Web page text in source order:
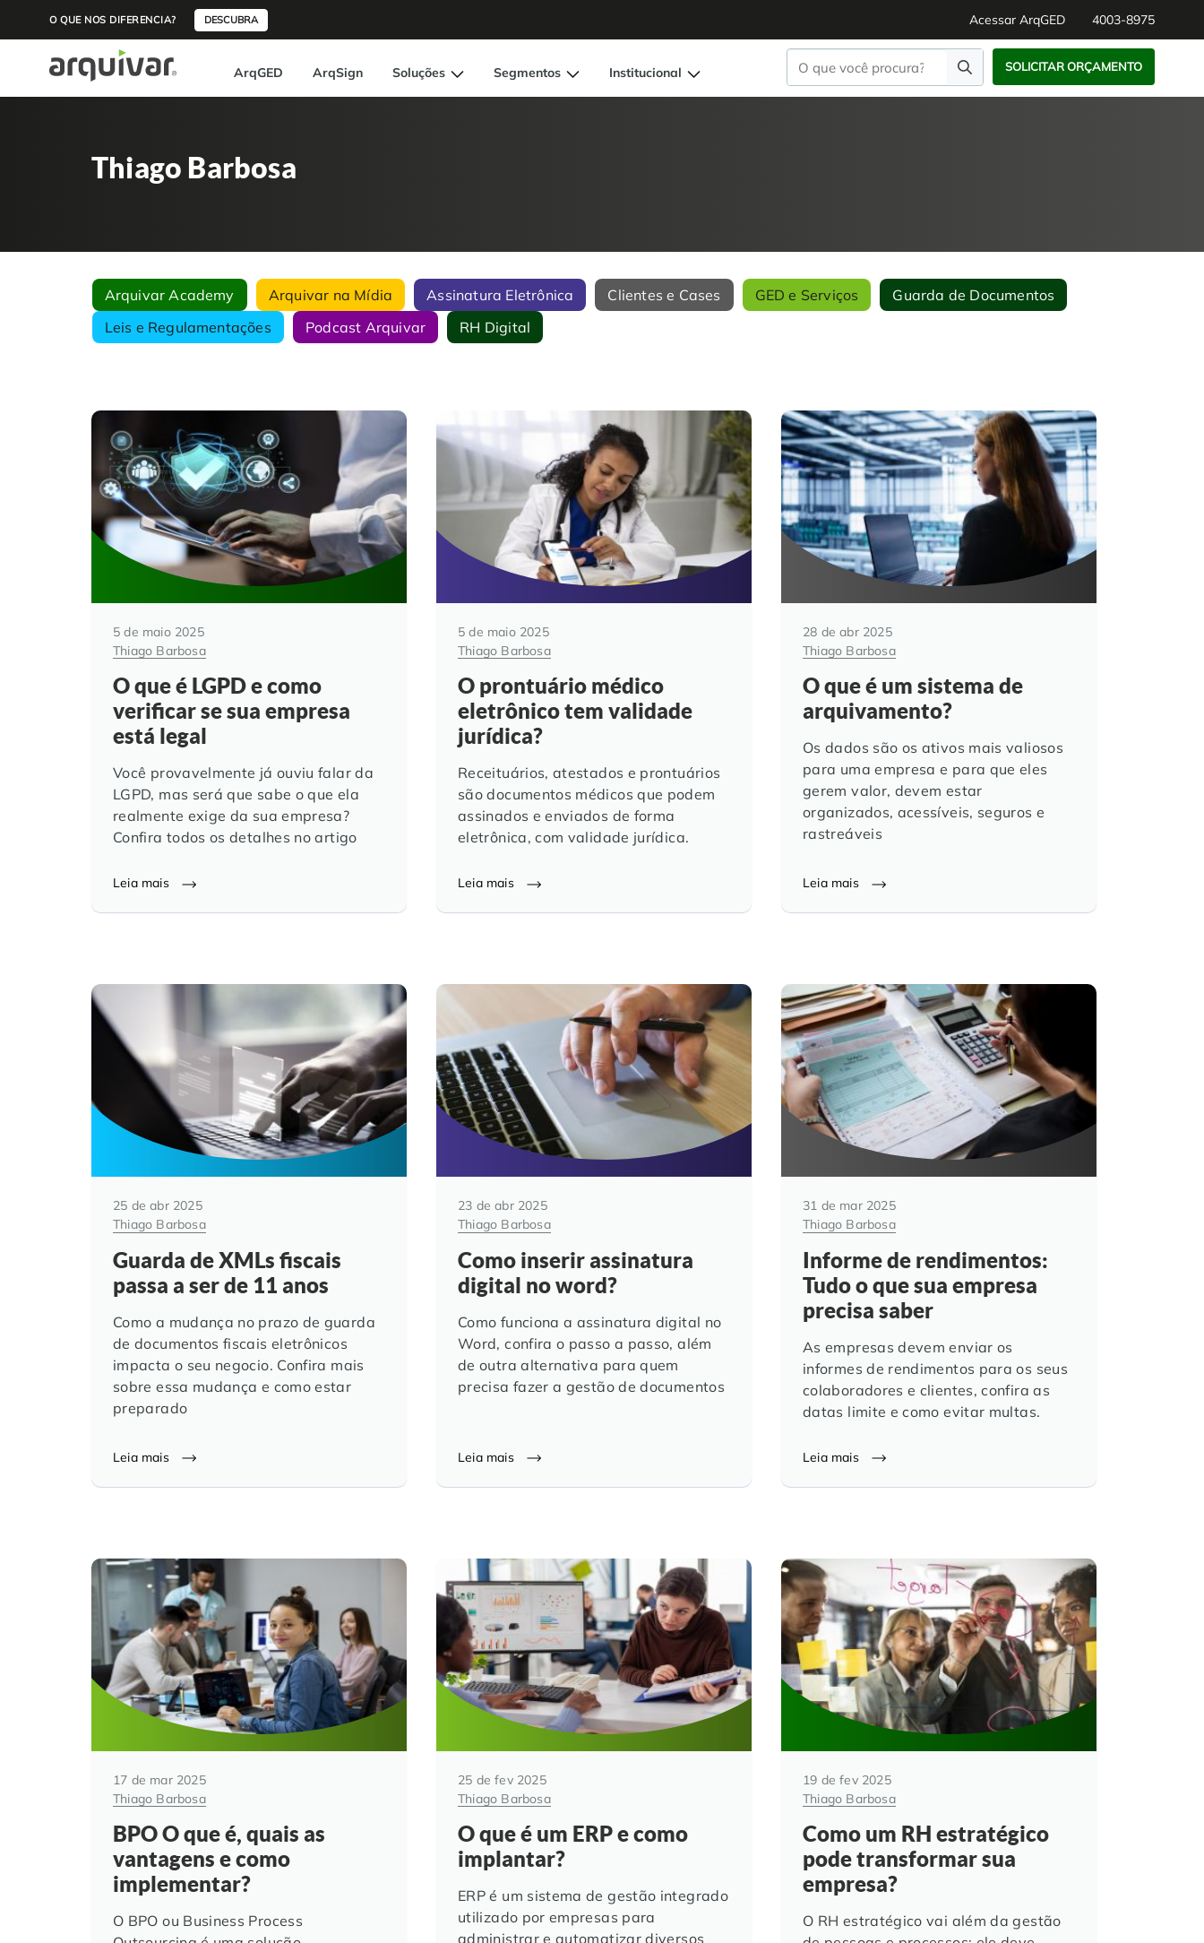
O QUE NOS DIFERENCIA? DESCUBRA Acessar ArqGED 4003-8975
ArqGED ArqSign Soluções Segmentos Institucional SOLICITAR ORÇAMENTO
Thiago Barbosa
Arquivar Academy Arquivar na Mídia Assinatura Eletrônica Clientes e Cases GED e Serviços
Guarda de Documentos
Leis e Regulamentações
Podcast Arquivar RH Digital
5 de maio 2025
Thiago Barbosa
O que é LGPD e como
verificar se sua empresa
está legal
Você provavelmente já ouviu falar da
LGPD, mas será que sabe o que ela
realmente exige da sua empresa?
Confira todos os detalhes no artigo
Leia mais
5 de maio 2025
Thiago Barbosa
O prontuário médico
eletrônico tem validade
jurídica?
Receituários, atestados e prontuários
são documentos médicos que podem
assinados e enviados de forma
eletrônica, com validade jurídica.
Leia mais
28 de abr 2025
Thiago Barbosa
O que é um sistema de
arquivamento?
Os dados são os ativos mais valiosos
para uma empresa e para que eles
gerem valor, devem estar
organizados, acessíveis, seguros e
rastreáveis
Leia mais
25 de abr 2025
Thiago Barbosa
Guarda de XMLs fiscais
passa a ser de 11 anos
Como a mudança no prazo de guarda
de documentos fiscais eletrônicos
impacta o seu negocio. Confira mais
sobre essa mudança e como estar
preparado
Leia mais
23 de abr 2025
Thiago Barbosa
Como inserir assinatura
digital no word?
Como funciona a assinatura digital no
Word, confira o passo a passo, além
de outra alternativa para quem
precisa fazer a gestão de documentos
Leia mais
31 de mar 2025
Thiago Barbosa
Informe de rendimentos:
Tudo o que sua empresa
precisa saber
As empresas devem enviar os
informes de rendimentos para os seus
colaboradores e clientes, confira as
datas limite e como evitar multas.
Leia mais
17 de mar 2025
Thiago Barbosa
BPO O que é, quais as
vantagens e como
implementar?
O BPO ou Business Process
25 de fev 2025
Thiago Barbosa
O que é um ERP e como
implantar?
ERP é um sistema de gestão integrado
utilizado por empresas para
administrar e automatizar diversos
19 de fev 2025
Thiago Barbosa
Como um RH estratégico
pode transformar sua
empresa?
O RH estratégico vai além da gestão